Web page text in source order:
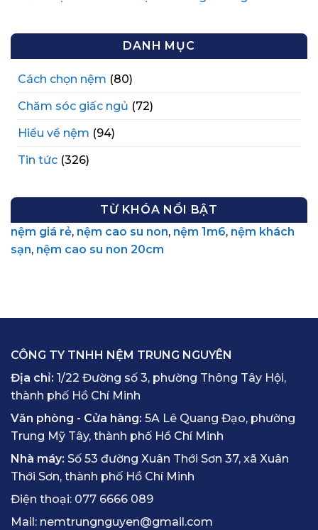
DANH MỤC
Cách chọn nệm (80)
Chăm sóc giấc ngủ (72)
Hiểu về nệm (94)
Tin tức (326)
TỪ KHÓA NỔI BẬT
nệm giá rẻ, nệm cao su non, nệm 1m6, nệm khách
sạn, nệm cao su non 20cm
CÔNG TY TNHH NỆM TRUNG NGUYÊN
Địa chỉ: 1/22 Đường số 3, phường Thông Tây Hội,
thành phố Hồ Chí Minh
Văn phòng - Cửa hàng: 5A Lê Quang Đạo, phường
Trung Mỹ Tây, thành phố Hồ Chí Minh
Nhà máy: Số 53 đường Xuân Thới Sơn 37, xã Xuân
Thới Sơn, thành phố Hồ Chí Minh
Điện thoại: 077 6666 089
Mail: nemtrungnguyen@gmail.com